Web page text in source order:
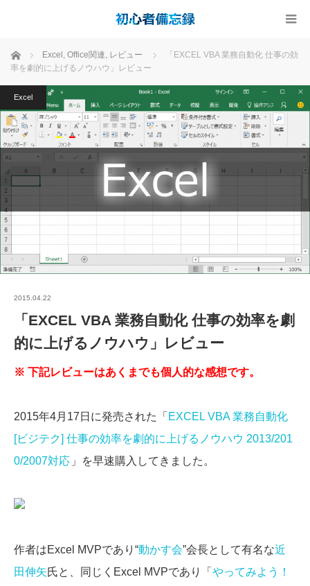
ホーム Excel , Office関連, レビュー
「EXCEL VBA 業務自動化 仕事の効
率を劇的に上げるノウハウ」レビュー
Excel
2015.04.22
「EXCEL VBA 業務自動化 仕事の効率を劇
的に上げるノウハウ」レビュー
※ 下記レビューはあくまでも個人的な感想です。
2015年4月17日に発売された「 EXCEL VBA 業務自動化
[ビジテク] 仕事の効率を劇的に上げるノウハウ 2013/201
0/2007対応 」を早速購入してきました。
作者はExcel MVPであり“動かす会”会長として有名な近
田伸矢氏と、同じくExcel MVPであり「 やってみよう！